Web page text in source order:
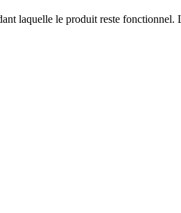
laquelle le produit reste fonctionnel.